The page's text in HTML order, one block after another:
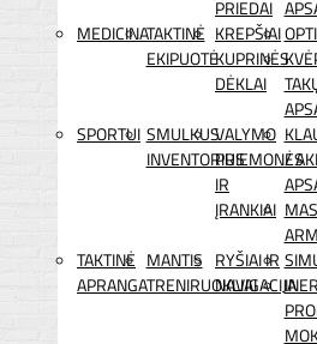
PRIEDAI
MEDICINATAKTINĖ
EKIPUOTĖ
KREPŠIAI
KUPRINĖS
DĖKLAI
SPORTUI SMULKUS
INVENTORIUS
VALYMO
PRIEMONĖS
IR
ĮRANKIAI
/
TAKTINĖ
APRANGA
MANTIS
TRENIRUOKLIAI
RYŠIAI IR
NAVIGACIJA